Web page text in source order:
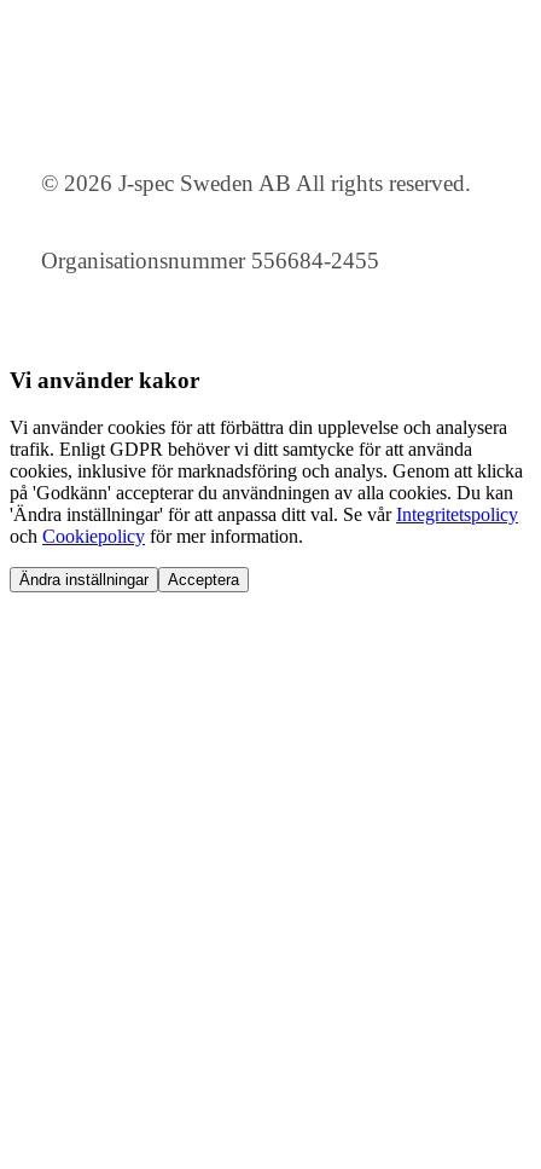
© 2026 J-spec Sweden AB All rights reserved.
Organisationsnummer 556684-2455
Vi använder kakor
Vi använder cookies för att förbättra din upplevelse och analysera
trafik. Enligt GDPR behöver vi ditt samtycke för att använda
cookies, inklusive för marknadsföring och analys. Genom att klicka
på 'Godkänn' accepterar du användningen av alla cookies. Du kan
'Ändra inställningar' för att anpassa ditt val. Se vårIntegritetspolicy
och Cookiepolicy för mer information.
Ändra inställningar Acceptera